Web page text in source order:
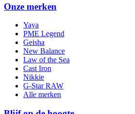
Onze merken
Yaya
PME Legend
Geisha
New Balance
Law of the Sea
Cast Iron
Nikkie
G-Star RAW
Alle merken